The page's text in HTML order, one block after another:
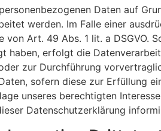
Daten auf
werden. Im Falle einer
Art. 49 Abs. 1 lit. a DSGVO.
erfolgt die
zur Durch­füh­rung
sofern diese zur Erfüllung
unseres berech­tigten
Daten­schutz­er­klä­rung